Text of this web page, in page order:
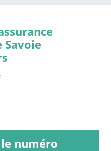
Savoie
numéro